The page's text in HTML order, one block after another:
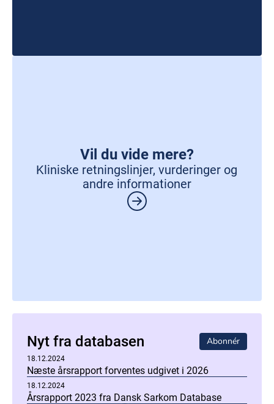
Vil du vide mere?
Kliniske retningslinjer, vurderinger og
andre informationer
Nyt fra databasen Abonnér
18.12.2024
Næste årsrapport forventes udgivet i 2026
18.12.2024
Årsrapport 2023 fra Dansk Sarkom Database